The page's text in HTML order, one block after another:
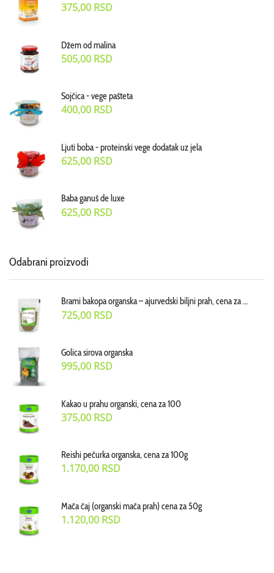
375,00 RSD
Džem od malina
505,00 RSD
Sojčica - vege pašteta
400,00 RSD
Ljuti boba - proteinski vege dodatak uz jela
625,00 RSD
Baba ganuš de luxe
625,00 RSD
Odabrani proizvodi
Brami bakopa organska – ajurvedski biljni prah, cena za 70 g
725,00 RSD
Golica sirova organska
995,00 RSD
Kakao u prahu organski, cena za 100
375,00 RSD
Reishi pečurka organska, cena za 100g
1.170,00 RSD
Mača čaj (organski mača prah) cena za 50g
1.120,00 RSD